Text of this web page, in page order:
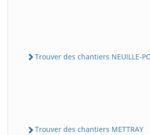
Trouver des chantiers NEUILLE-
Trouver des chantiers METTRAY